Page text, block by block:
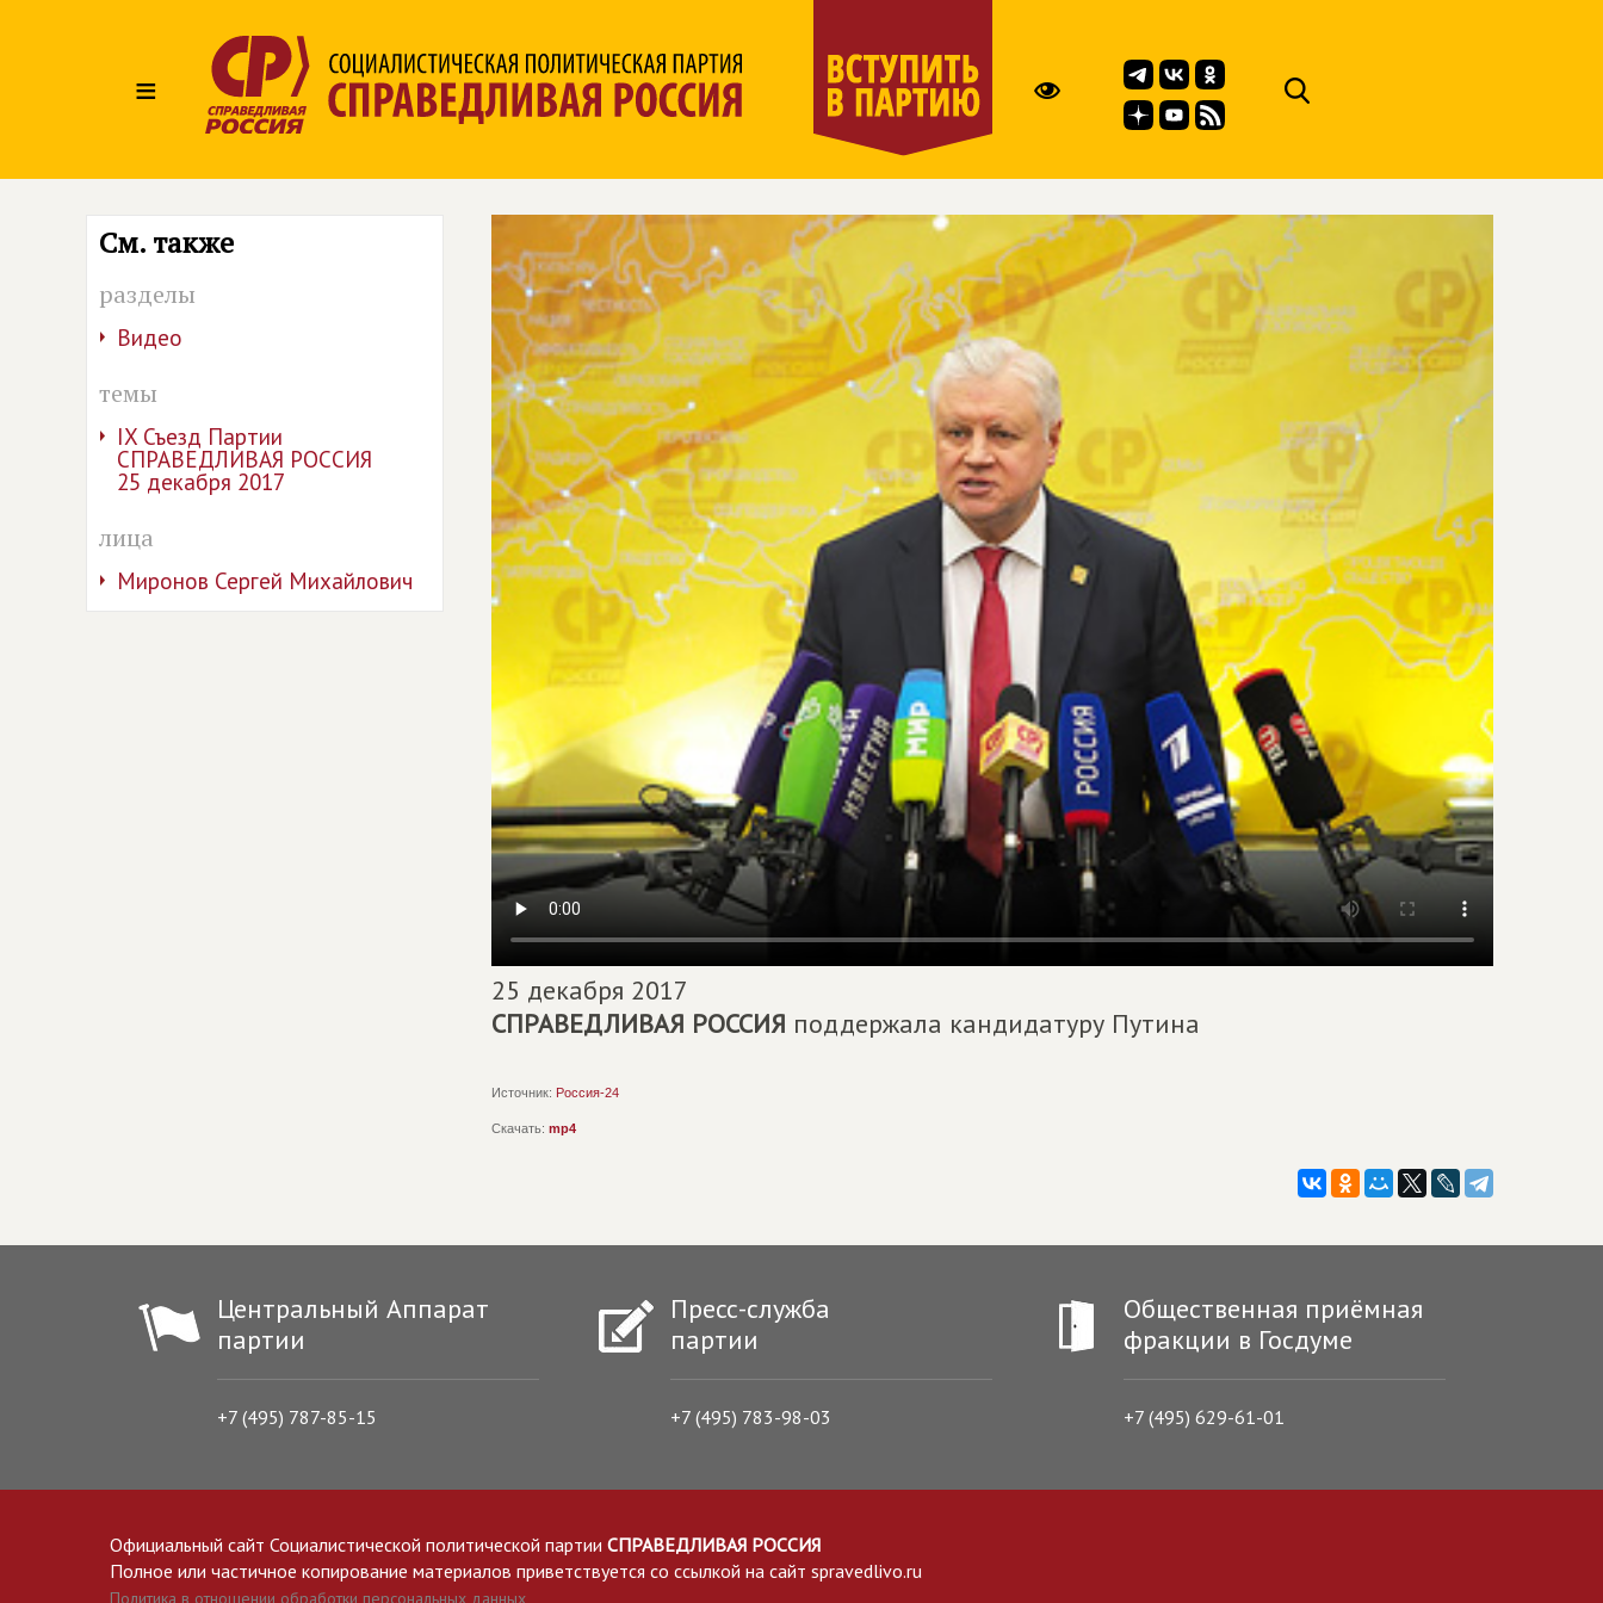
≡
См. также
разделы
Видео
темы
IX Съезд Партии
СПРАВЕДЛИВАЯ РОССИЯ
25 декабря 2017
лица
Миронов Сергей Михайлович
25 декабря 2017
СПРАВЕДЛИВАЯ РОССИЯ поддержала кандидатуру Путина
Источник: Россия-24
Скачать: mp4
Центральный Аппарат
партии
+7 (495) 787-85-15
Пресс-служба
партии
+7 (495) 783-98-03
Общественная приёмная
фракции в Госдуме
+7 (495) 629-61-01
Официальный сайт Социалистической политической партии СПРАВЕДЛИВАЯ РОССИЯ
Полное или частичное копирование материалов приветствуется со ссылкой на сайт spravedlivo.ru
Политика в отношении обработки персональных данных